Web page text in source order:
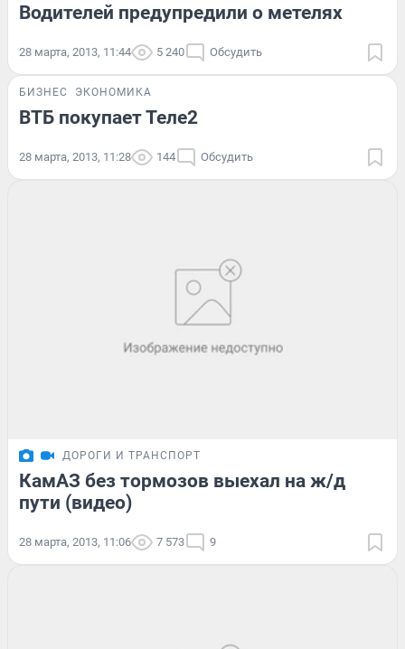
Водителей предупредили о метелях
28 марта, 2013, 11:44 5 240 Обсудить
БИЗНЕС ЭКОНОМИКА
ВТБ покупает Теле2
28 марта, 2013, 11:28 144 Обсудить
ДОРОГИ И ТРАНСПОРТ
КамАЗ без тормозов выехал на ж/д
пути (видео)
28 марта, 2013, 11:06 7 573 9